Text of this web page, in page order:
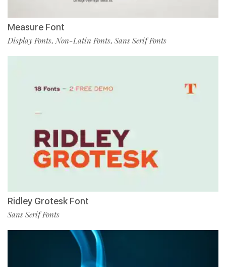
Measure Font
Display Fonts,Non-Latin Fonts, Sans Serif Fonts
Ridley Grotesk Font
Sans Serif Fonts